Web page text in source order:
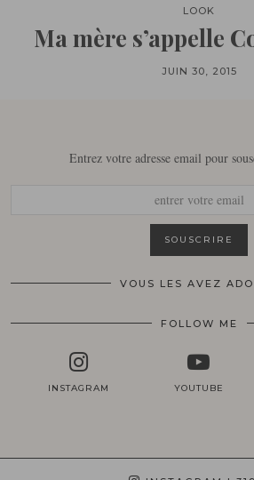
LOOK
Ma mère s’appelle
JUIN 30, 2015
Entrez votre adresse email pour
VOUS LES AVEZ
FOLLOW ME
INSTAGRAM YOUTUBE